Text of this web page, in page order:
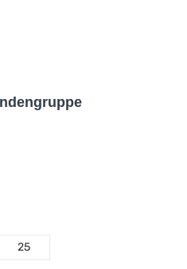
verfügbar.)
25